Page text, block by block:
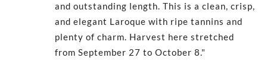
and outstanding length. This is a clean, crisp,
and elegant Laroque with ripe tannins and
plenty of charm. Harvest here stretched
from September 27 to October 8."